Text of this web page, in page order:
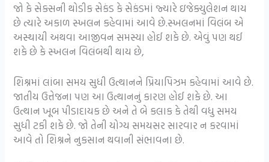
જો કે સેક્સની થોડીક સેકંડ કે સેકંડમાં જ્યારે ઇજેક્યુલેશન થાય
છે ત્યારે અકાળ સ્ખલન કહેવામાં આવે છે.સ્ખલનમાં વિલંબ એ
અસ્થાયી અથવા આજીવન સમસ્યા હોઈ શકે છે. એવું પણ થઈ
શકે છે કે સ્ખલન વિલંબથી થાય છે,
શિશ્નમાં લાંબા સમય સુધી ઉત્થાનને પ્રિયાપિઝમ કહેવામાં આવે છે.
જાતીય ઉત્તેજના પણ આ ઉત્થાનનું કારણ હોઈ શકે છે. આ
ઉત્થાન ખૂબ પીડાદાયક છે અને તે બે કલાક કે તેથી વધુ સમય
સુધી ટકી શકે છે. જો તેની યોગ્ય સમયસર સારવાર ન કરવામાં
આવે તો શિશ્નને નુકસાન થવાની સંભાવના છે.